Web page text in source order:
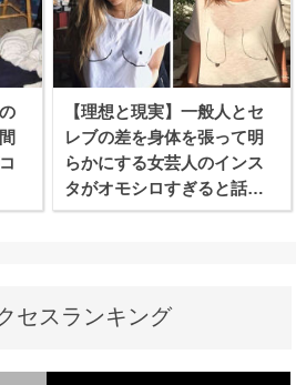
【理想と現実】一般人とセ
レブの差を身体を張って明
らかにする女芸人のインス
タがオモシロすぎると話題
に！
セスランキング